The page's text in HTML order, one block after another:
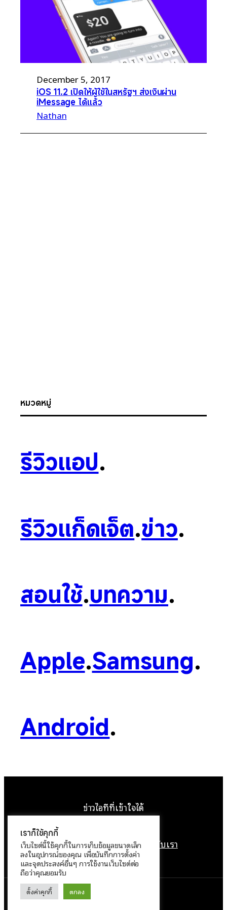
December 5, 2017
iOS 11.2 เปิดให้ผู้ใช้ในสหรัฐฯ ส่งเงินผ่าน
iMessage ได้แล้ว
Nathan
หมวดหมู่
รีวิวแอป.
รีวิวแก็ดเจ็ต.ข่าว.
สอนใช้.บทความ.
Apple.Samsung.
Android.
ข่าวไอทีที่เข้าใจได้
หน้าแรกติดต่อเราลิขสิทธิ์เกี่ยวกับเรา
นโยบายข้อมูลส่วนบุคคล
ทำงานด้วย
เราก็ใช้คุกกี้
เว็บไซต์นี้ใช้คุกกี้ในการเก็บข้อมูลขนาดเล็ก
ลงในอุปกรณ์ของคุณ เพื่อบันทึกการตั้งค่า
และจุดประสงค์อื่นๆ การใช้งานเว็บไซต์ต่อ
ถือว่าคุณยอมรับ
ตั้งค่าคุกกี้ ตกลง